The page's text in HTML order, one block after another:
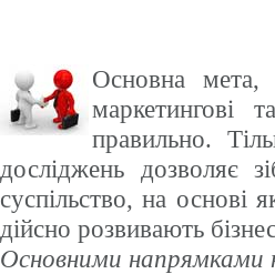
Основна мета,
маркетингові
правильно.
досліджень дозволяє
суспільство, на основі
дійсно розвивають
Основними напрямками